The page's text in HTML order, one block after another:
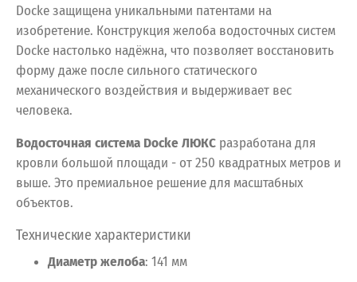
Docke защищена уникальными патентами на
изобретение. Конструкция желоба водосточных систем
Docke настолько надёжна, что позволяет восстановить
форму даже после сильного статического
механического воздействия и выдерживает вес
человека.
Водосточная система Docke ЛЮКС разработанадля
кровли большой площади - от250 квадратных метров и
выше. Это премиальное решениедля масштабных
объектов.
Технические характеристики
Диаметржелоба: 141 мм